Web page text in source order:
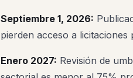
Septiembre 1, 2026:
pierden acceso a licitaciones
Enero 2027: Revisión de